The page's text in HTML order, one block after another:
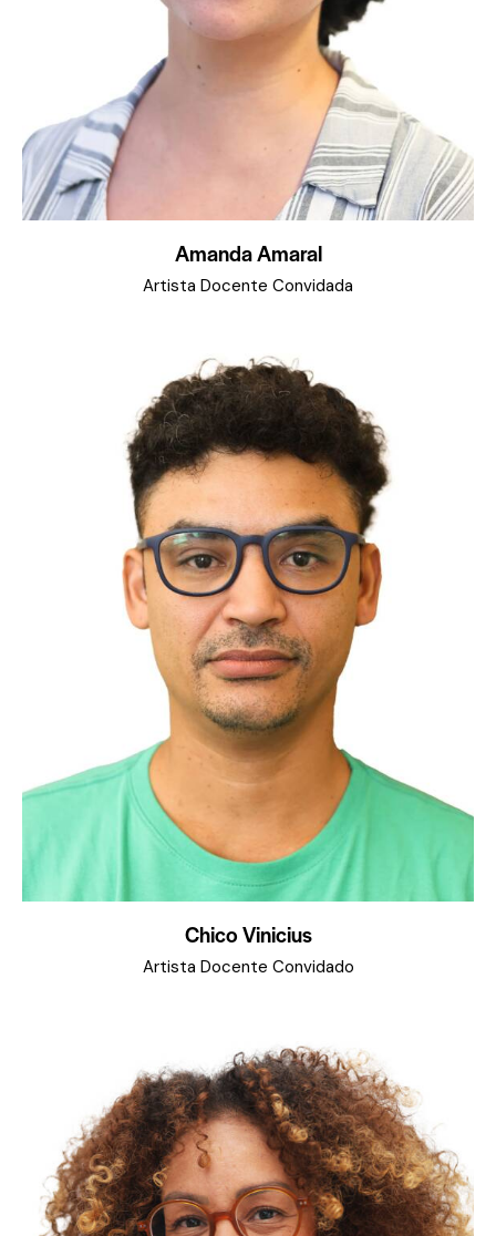
Amanda Amaral
Artista Docente Convidada
Chico Vinicius
Artista Docente Convidado